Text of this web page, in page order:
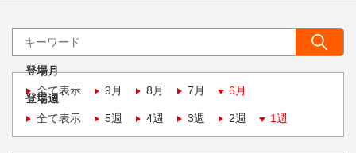
登場月
全て表示
9月 8月 7月 6月
登場週
全て表示
5週 4週 3週 2週 1週